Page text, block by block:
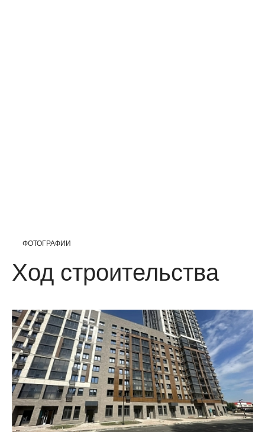
ФОТОГРАФИИ
Ход строительства